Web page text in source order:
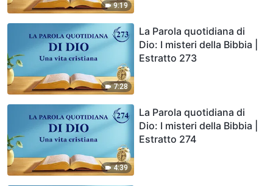
9:19
7:28
La Parola quotidiana di
Dio: I misteri della Bibbia |
Estratto 273
4:39
La Parola quotidiana di
Dio: I misteri della Bibbia |
Estratto 274